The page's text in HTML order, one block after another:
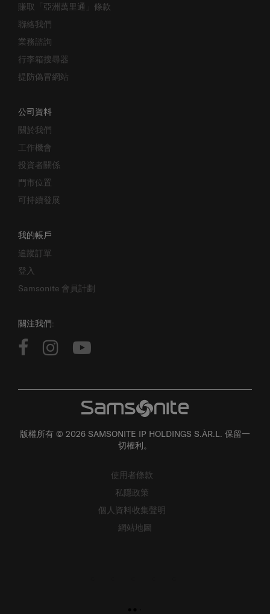
賺取「亞洲萬里通」條款
聯絡我們
業務諮詢
行李箱搜尋器
提防偽冒網站
公司資料
關於我們
工作機會
投資者關係
門市位置
可持續發展
我的帳戶
追蹤訂單
登入
Samsonite 會員計劃
關注我們:
版權所有 © 2026 SAMSONITE IP HOLDINGS S.ÀR.L. 保留一
切權利。
使用者條款
私隱政策
個人資料收集聲明
網站地圖